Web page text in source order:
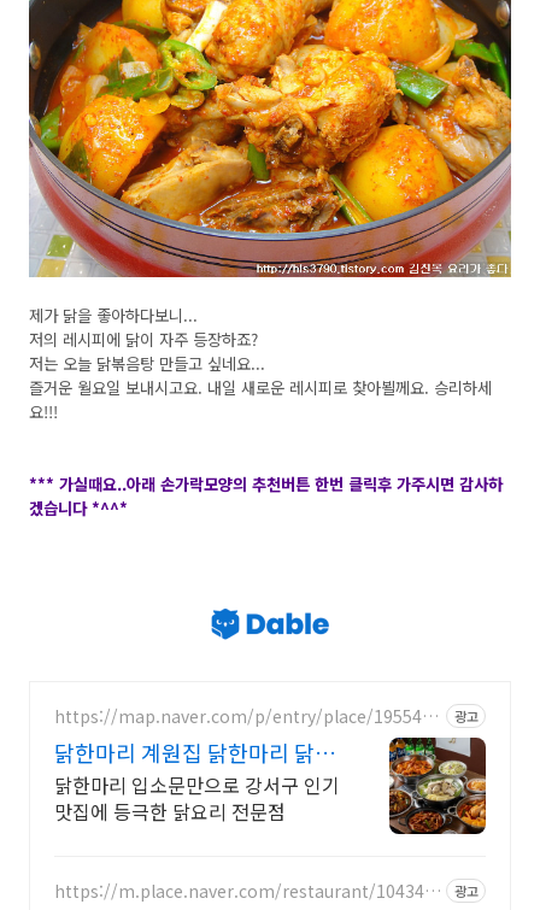
제가 닭을 좋아하다보니...
저의 레시피에 닭이 자주 등장하죠?
저는 오늘 닭볶음탕 만들고 싶네요...
즐거운 월요일 보내시고요. 내일 새로운 레시피로 찾아뵐께요. 승리하세
요!!!
*** 가실때요..아래 손가락모양의 추천버튼 한번 클릭후 가주시면 감사하
겠습니다 *^^*
https://map.naver.com/p/entry/place/1955498
광고
닭한마리 계원집 닭한마리 닭볶
음탕 맛집
닭한마리 입소문만으로 강서구 인기
맛집에 등극한 닭요리 전문점
https://m.place.naver.com/restaurant/104346
광고